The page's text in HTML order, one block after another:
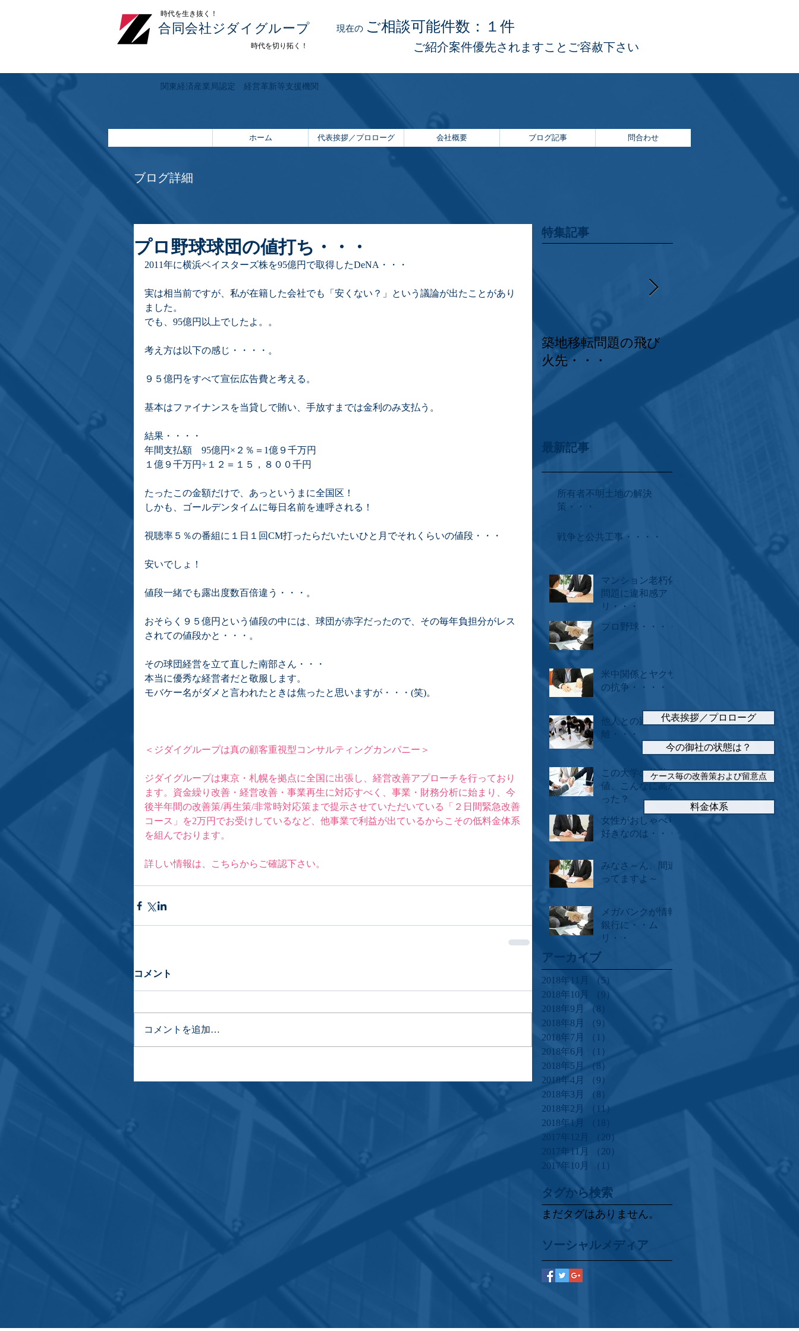
合同会社ジダイグループ 現在の ご相談可能件数：１ 件
​時代を生き抜く！
時代を切り拓く！ ​ご紹介案件優先されますことご容赦下さい
関東経済産業局認定 経営革新等支援機関
ホーム 代表挨拶／プロローグ 会社概要 ブログ記事 問合わせ
代表挨拶／プロローグ
今の御社の状態は？
ケース毎の改善策および留意点
料金体系
ブログ詳細
所有者不明土地の解決
策・・・
戦争と公共工事・・・・
マンション老朽化
問題に違和感ア
リ・・・
プロ野球・・・・
米中関係とヤクザ
の抗争・・・・
他人との距
離・・・
この大学の偏差
値、こんなに高か
った？
女性がおしゃべり
好きなのは・・・
みなさ～ん、間違
ってますよ～
メガバンクが情報
銀行に・・ム
リ・・
最新記事
築地移転問題の飛び
火先・・・
食・介護の限界示
特集記事
プロ野球球団の値打ち・・・
2011年に横浜ベイスターズ株を95億円で取得したDeNA・・・
実は相当前ですが、私が在籍した会社でも「安くない？」という議論が出たことがあり
ました。
でも、95億円以上でしたよ。。
考え方は以下の感じ・・・・。
９５億円をすべて宣伝広告費と考える。
基本はファイナンスを当貸しで賄い、手放すまでは金利のみ支払う。
結果・・・・
年間支払額　95億円×２％＝1億９千万円
１億９千万円÷１２＝１５，８００千円
たったこの金額だけで、あっというまに全国区！
しかも、ゴールデンタイムに毎日名前を連呼される！
視聴率５％の番組に１日１回CM打ったらだいたいひと月でそれくらいの値段・・・
安いでしょ！
値段一緒でも露出度数百倍違う・・・。
おそらく９５億円という値段の中には、球団が赤字だったので、その毎年負担分がレス
されての値段かと・・・。
その球団経営を立て直した南部さん・・・
本当に優秀な経営者だと敬服します。
モバケー名がダメと言われたときは焦ったと思いますが・・・(笑)。
＜ジダイグループは真の顧客重視型コンサルティングカンパニー＞
ジダイグループは東京・札幌を拠点に全国に出張し、経営改善アプローチを行っており
ます。資金繰り改善・経営改善・事業再生に対応すべく、事業・財務分析に始まり、今
後半年間の改善策/再生策/非常時対応策まで提示させていただいている「２日間緊急改善
コース」を2万円でお受けしているなど、他事業で利益が出ているからこその低料金体系
を組んでおります。
詳しい情報は、 こちらからご確認下さい。
コメント
コメントを追加…
ソーシャルメディア
まだタグはありません。
タグから検索
2018年11月 （5）
2018年10月
（9）
2018年9月
（8）
2018年8月
（9）
2018年7月
（1）
2018年6月
（1）
2018年5月
（8）
2018年4月
（9）
2018年3月
（8）
2018年2月
（11）
2018年1月
（18）
2017年12月
（20）
2017年11月
（20）
2017年10月
（1）
アーカイブ